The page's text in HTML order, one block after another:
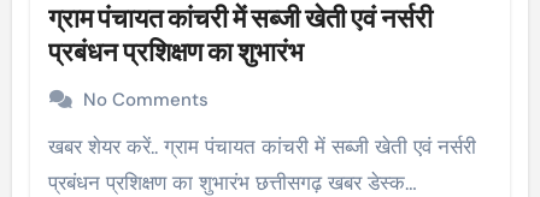
ग्राम पंचायत कांचरी में सब्जी खेती एवं नर्सरी
प्रबंधन प्रशिक्षण का शुभारंभ
No Comments
खबर शेयर करें.. ग्राम पंचायत कांचरी में सब्जी खेती एवं नर्सरी
प्रबंधन प्रशिक्षण का शुभारंभ छत्तीसगढ़ खबर डेस्क…